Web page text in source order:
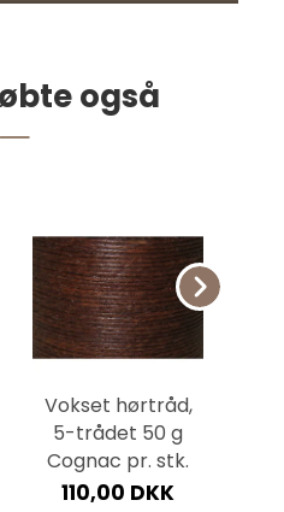
3 mm. Sort vintage
DKK
også
Vokset hørtråd,
5-trådet 50 g
Cognac pr. stk.
110,00 DKK